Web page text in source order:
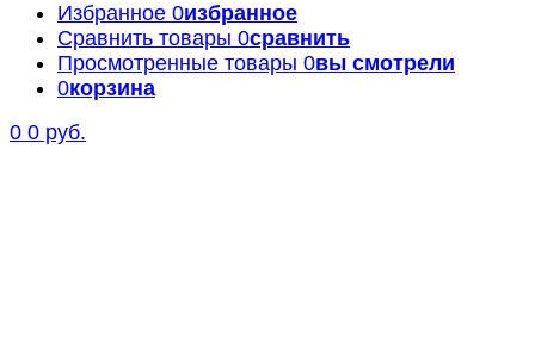
Избранное 0избранное
Сравнить товары 0сравнить
Просмотренные товары 0вы смотрели
0корзина
0 0 руб.